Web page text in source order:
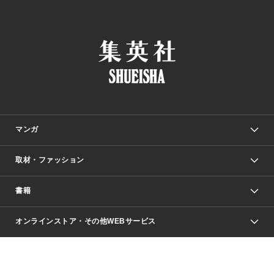
マンガ
少年マンガ
Vジャンプ
週刊ヤングジャンプ
取材・ファッション
Seventeen
芸能・情報・スポーツ
書籍
文芸・文庫・総合
オンラインストア・その他WEBサービス